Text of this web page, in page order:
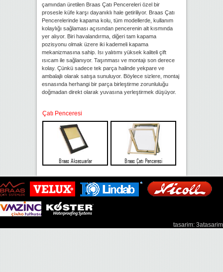
çamından üretilen Braas Çatı Pencereleri özel bir
prosesle küfe karşı dayanıklı hale getiriliyor. Braas Çatı
Pencerelerinde kapama kolu, tüm modellerde, kullanım
kolaylığı sağlaması açısından pencerenin alt kısmında
yer alıyor. Biri havalandırma, diğeri tam kapama
pozisyonu olmak üzere iki kademeli kapama
mekanizmasına sahip. Isı yalıtımı yüksek kaliteli çift
ısıcam ile sağlanıyor. Taşınması ve montajı son derece
kolay. Çünkü sadece tek parça halinde yekpare ve
ambalajlı olarak satışa sunuluyor. Böylece sizlere, montaj
esnasında herhangi bir parça birleştirme zorunluluğu
doğmadan direkt olarak yuvasına yerleştirmek düşüyor.
Çatı Penceresi
Braas Aksesuarlar Braas Çatı Penceresi
tasarim: 3atasarim